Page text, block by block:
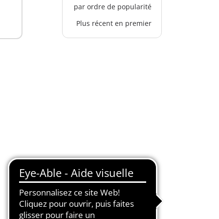
par ordre de popularité
Plus récent en premier